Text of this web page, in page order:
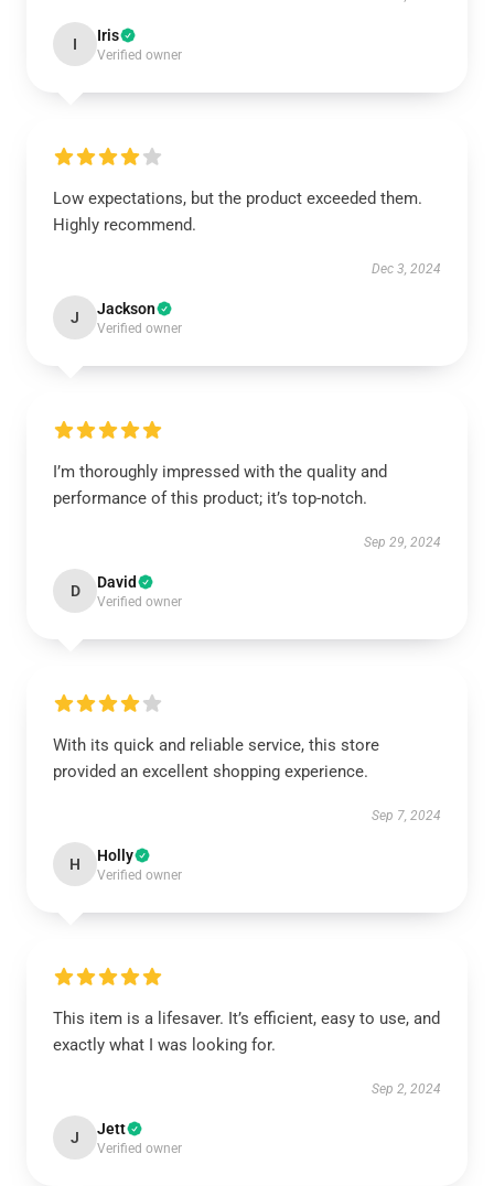
I Iris
Verified owner
Low expectations, but the product exceeded them.
Highly recommend.
Dec 3, 2024
J Jackson
Verified owner
I’m thoroughly impressed with the quality and
performance of this product; it’s top-notch.
Sep 29, 2024
D David
Verified owner
With its quick and reliable service, this store
provided an excellent shopping experience.
Sep 7, 2024
H Holly
Verified owner
This item is a lifesaver. It’s efficient, easy to use, and
exactly what I was looking for.
Sep 2, 2024
J Jett
Verified owner